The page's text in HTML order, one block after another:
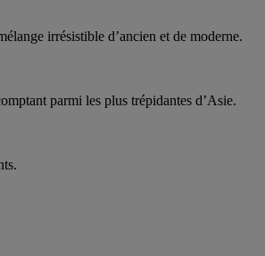
irrésistible d’ancien et de moderne.
parmi les plus trépidantes d’Asie.